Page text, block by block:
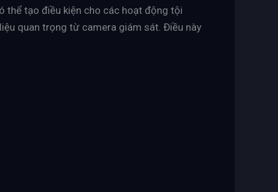
thể tạo điều kiện cho các hoạt động tội
quan trọng từ camera giám sát. Điều này